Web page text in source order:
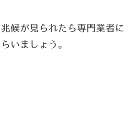
候が見られたら専門業者に
いましょう。